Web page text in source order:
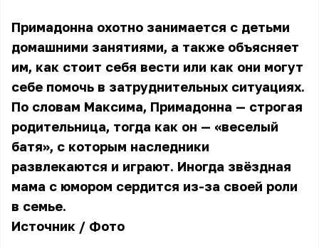
Примадонна охотно занимается с детьми
домашними занятиями, а также объясняет
им, как стоит себя вести или как они могут
себе помочь в затруднительных ситуациях.
По словам Максима, Примадонна — строгая
родительница, тогда как он — «веселый
батя», с которым наследники
развлекаются и играют. Иногда звёздная
мама с юмором сердится из-за своей роли
в семье.
Источник / Фото